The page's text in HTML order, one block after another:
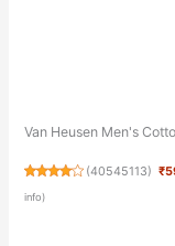
Van Heusen Men's
(40545113)
info)